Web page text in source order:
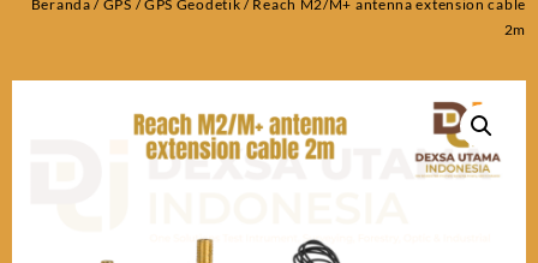
Beranda / GPS /GPS Geodetik / Reach M2/M+ antenna extension cable
2m